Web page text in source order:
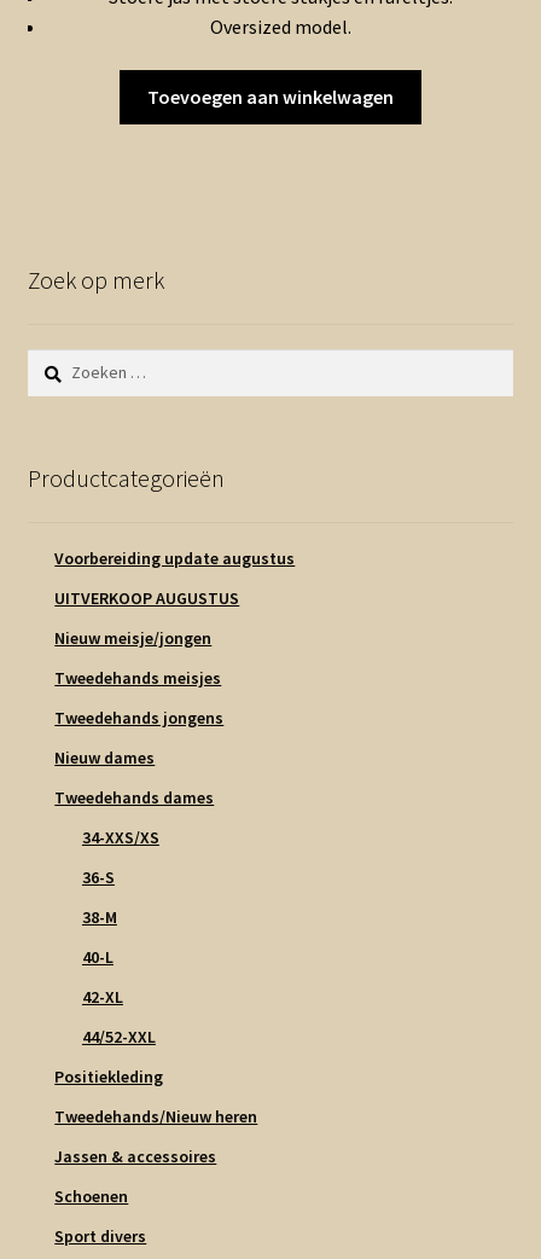
€13.50.€6.75.
Oversized model.
Toevoegen aan winkelwagen
Zoek op merk
Zoeken
naar:
Productcategorieën
Voorbereiding update augustus
UITVERKOOP AUGUSTUS
Nieuw meisje/jongen
Tweedehands meisjes
Tweedehands jongens
Nieuw dames
Tweedehands dames
34-XXS/XS
36-S
38-M
40-L
42-XL
44/52-XXL
Positiekleding
Tweedehands/Nieuw heren
Jassen & accessoires
Schoenen
Sport divers